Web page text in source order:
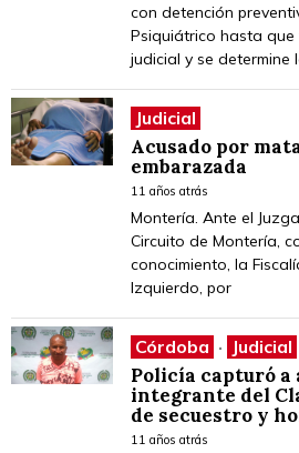
con detención
Psiquiátrico hasta que
judicial y se determine
Judicial
Acusado por
embarazada
11 años atrás
Montería. Ante el
Circuito de Montería,
conocimiento, la
Izquierdo, por
Córdoba · Judicial
Policía capturó a
integrante del
de secuestro y
11 años atrás